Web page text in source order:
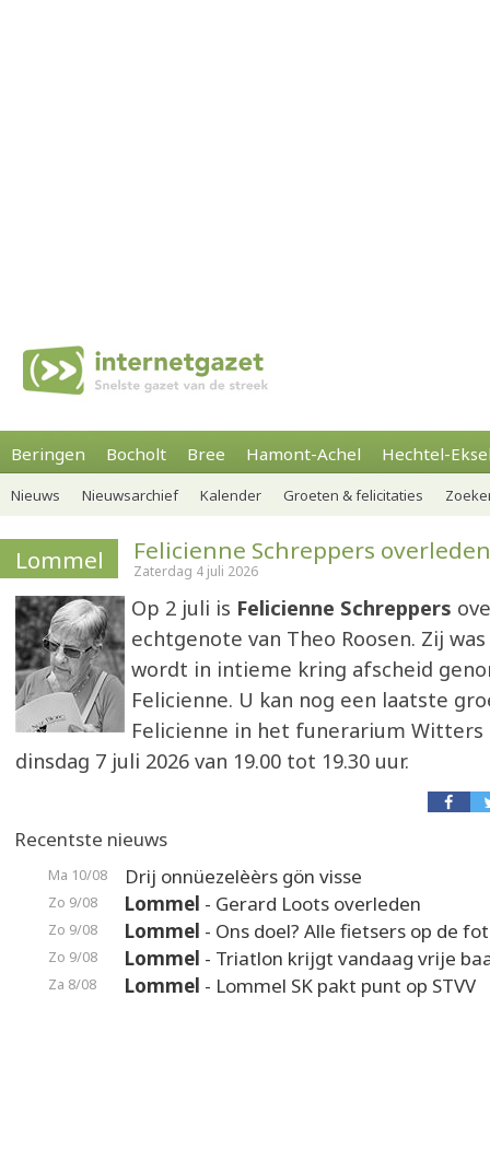
Beringen Bocholt Bree Hamont-Achel Hechtel-
Nieuws Nieuwsarchief Kalender Groeten & felicitaties
Lommel Felicienne Schreppers overleden
Zaterdag 4 juli 2026
Op 2 juli is Felicienne Schreppers
echtgenote van Theo Roosen. Zij was
wordt in intieme kring afscheid
Felicienne. U kan nog een laatste
Felicienne in het funerarium
dinsdag 7 juli 2026 van 19.00 tot 19.30 uur.
Recentste nieuws
Ma 10/08 Drij onnüezelèèrs gön visse
Zo 9/08 Lommel - Gerard Loots overleden
Zo 9/08 Lommel - Ons doel? Alle fietsers op de
Zo 9/08 Lommel - Triatlon krijgt vandaag vrije
Za 8/08 Lommel - Lommel SK pakt punt op STVV